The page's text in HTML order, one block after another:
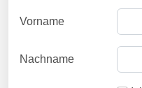
Vorname
Nachname